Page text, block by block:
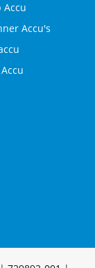
Accu
Accu's